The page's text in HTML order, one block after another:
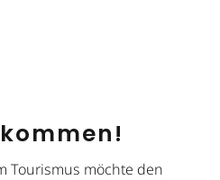
Tou­ris­mus möch­te den